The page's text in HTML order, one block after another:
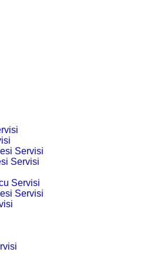
Servisi
Servisi
Servisi
Servisi